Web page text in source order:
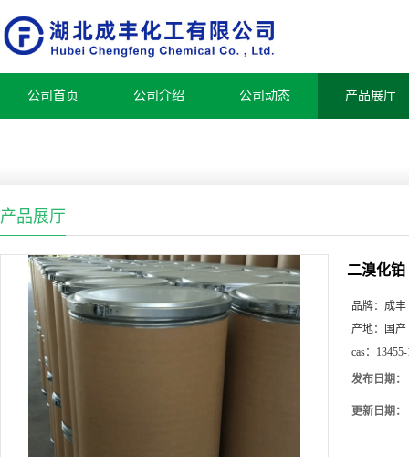
公司首页 公司介绍 公司动态 产品展厅
产品展厅
二溴化铂
品牌： 成丰
产地：
国产
cas：
发布日期：
更新日期：